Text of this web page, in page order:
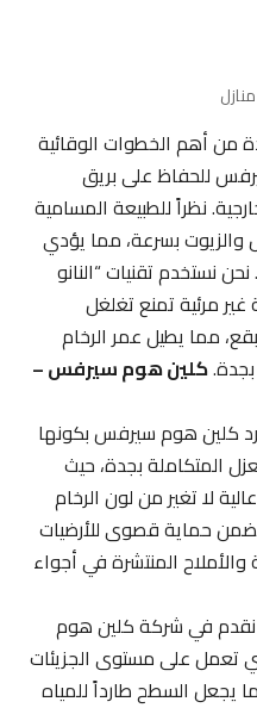
أهم الخطوات الوقائية
للحفاظ على بريق
نظراً للطبيعة المسامية
بسرعة، مما يؤدي
تقنيات “النانو
مرئية تمنع تغلغل
مما يطيل عمر الرخام
كلين هوم سيرفس –
هوم سيرفس بكونها
المتكاملة بجدة، حيث
لا تغير من لون الرخام
حماية قصوى للأرضيات
المنتشرة في أجواء
في شركة كلين هوم
تعمل على مستوى الجزيئات
السطح طارداً للمياه